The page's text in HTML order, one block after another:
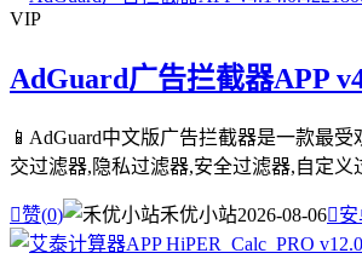
VIP
AdGuard广告拦截器APP
📱AdGuard中文版广告拦截器是一款最
交过滤器,隐私过滤器,安全过滤器,自定义
赞(0) 禾优小站2026-08-06安